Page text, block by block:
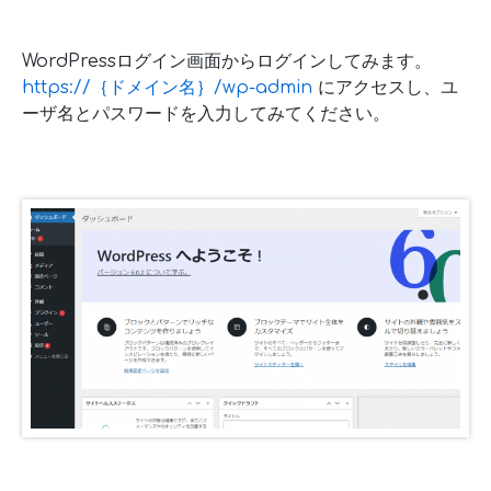
WordPressログイン画面からログインしてみます。
https://｛ドメイン名｝/wp-admin にアクセスし、ユ
ーザ名とパスワードを入力してみてください。